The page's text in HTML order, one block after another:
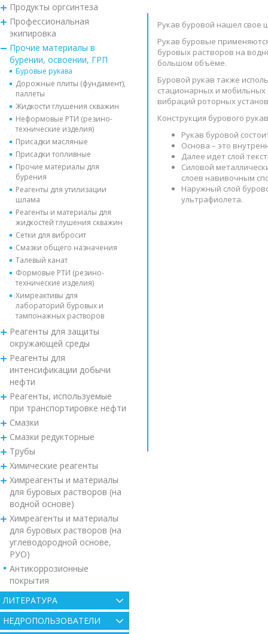
Продукты оргсинтеза
Профессиональная
экипировка
Прочие материалы в
бурении, освоении, ГРП
Буровые рукава
Дорожные плиты (фундамент),
паллеты
Жидкости глушения скважин
Неформовые РТИ (резино-
технические изделия)
Присадки масляные
Присадки топливные
Прочие материалы для
бурения
Реагенты для утилизации
шлама
Реагенты и материалы для
жидкостей глушения скважин
Сетки для вибросит
Смазки общего назначения
Талевый канат
Формовые РТИ (резино-
технические изделия)
Химреактивы для
лабораторий буровых и
тампонажных растворов
Реагенты для защиты
окружающей среды
Реагенты для
интенсификации добычи
нефти
Реагенты, используемые
при транспортировке нефти
Смазки
Смазки редукторные
Трубы
Химические реагенты
Химреагенты и материалы
для буровых растворов (на
водной основе)
Химреагенты и материалы
для буровых растворов (на
углеводородной основе,
РУО)
Антикоррозионные
покрытия
ЛИТЕРАТУРА
НЕДРОПОЛЬЗОВАТЕЛИ
Рукав буровой нашел свое
Рукав буровые
буровых растворов на
большом объёме.
Буровой рукав также
стационарных и мобильных
вибраций роторных
Конструкция бурового
Рукав буровой
Основа – это
Далее идет слой
Силовой
слоев навивочным
Наружный слой
ультрафиолета.